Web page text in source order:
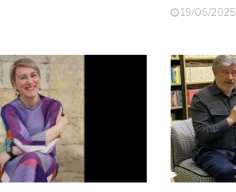
19/06/2025